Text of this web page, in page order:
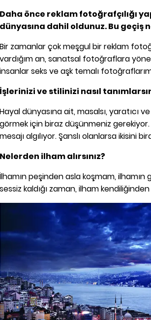
Daha önce reklam fotoğrafçılığı
dünyasına dahil oldunuz. Bu geçiş
Bir zamanlar çok meşgul bir reklam
vardığım an, sanatsal fotoğraflara
insanlar seks ve aşk temalı
İşlerinizi ve stilinizi nasıl
Hayal dünyasına ait, masalsı, yaratıcı
görmek için biraz düşünmeniz
mesajı algılıyor. Şanslı olanlarsa ikisini
Nelerden ilham alırsınız?
İlhamın peşinden asla koşmam,
sessiz kaldığı zaman, ilham